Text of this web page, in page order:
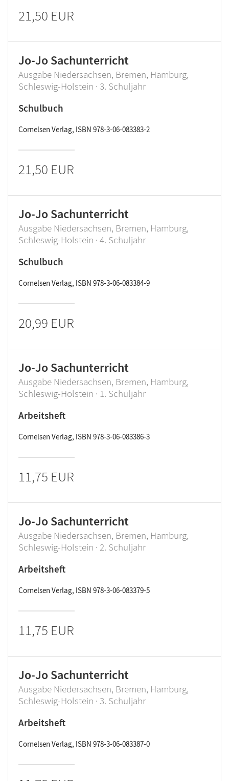
21,50 EUR
Jo-Jo Sachunterricht
Ausgabe Niedersachsen, Bremen, Hamburg,
Schleswig-Holstein · 3. Schuljahr
Schulbuch
Cornelsen Verlag, ISBN 978-3-06-083383-2
21,50 EUR
Jo-Jo Sachunterricht
Ausgabe Niedersachsen, Bremen, Hamburg,
Schleswig-Holstein · 4. Schuljahr
Schulbuch
Cornelsen Verlag, ISBN 978-3-06-083384-9
20,99 EUR
Jo-Jo Sachunterricht
Ausgabe Niedersachsen, Bremen, Hamburg,
Schleswig-Holstein · 1. Schuljahr
Arbeitsheft
Cornelsen Verlag, ISBN 978-3-06-083386-3
11,75 EUR
Jo-Jo Sachunterricht
Ausgabe Niedersachsen, Bremen, Hamburg,
Schleswig-Holstein · 2. Schuljahr
Arbeitsheft
Cornelsen Verlag, ISBN 978-3-06-083379-5
11,75 EUR
Jo-Jo Sachunterricht
Ausgabe Niedersachsen, Bremen, Hamburg,
Schleswig-Holstein · 3. Schuljahr
Arbeitsheft
Cornelsen Verlag, ISBN 978-3-06-083387-0